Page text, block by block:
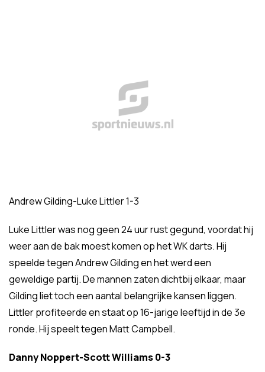
Andrew Gilding-Luke Littler 1-3
Luke Littler was nog geen 24 uur rust gegund, voordat hij
weer aan de bak moest komen op het WK darts. Hij
speelde tegen Andrew Gilding en het werd een
geweldige partij. De mannen zaten dichtbij elkaar, maar
Gilding liet toch een aantal belangrijke kansen liggen.
Littler profiteerde en staat op 16-jarige leeftijd in de 3e
ronde. Hij speelt tegen Matt Campbell.
Danny Noppert-Scott Williams 0-3